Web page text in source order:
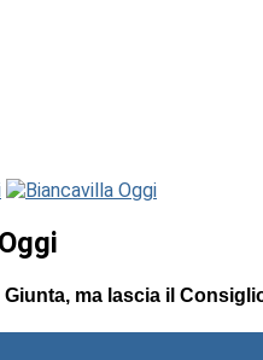
ma lascia il